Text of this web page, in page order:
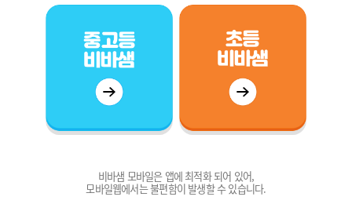
비바샘 모바일은 앱에 최적화 되어 있어,
모바일웹에서는 불편함이 발생할 수 있습니다.